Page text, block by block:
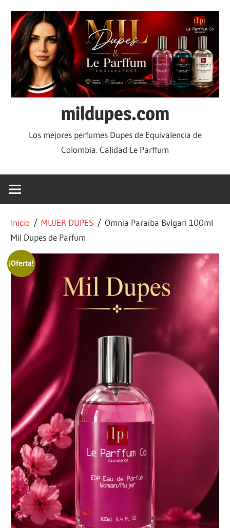
mildupes.com
Los mejores perfumes Dupes de Equivalencia de
Colombia. Calidad Le Parffum
Inicio / MUJER DUPES / Omnia Paraiba Bvlgari 100ml
Mil Dupes de Parfum
¡Oferta!